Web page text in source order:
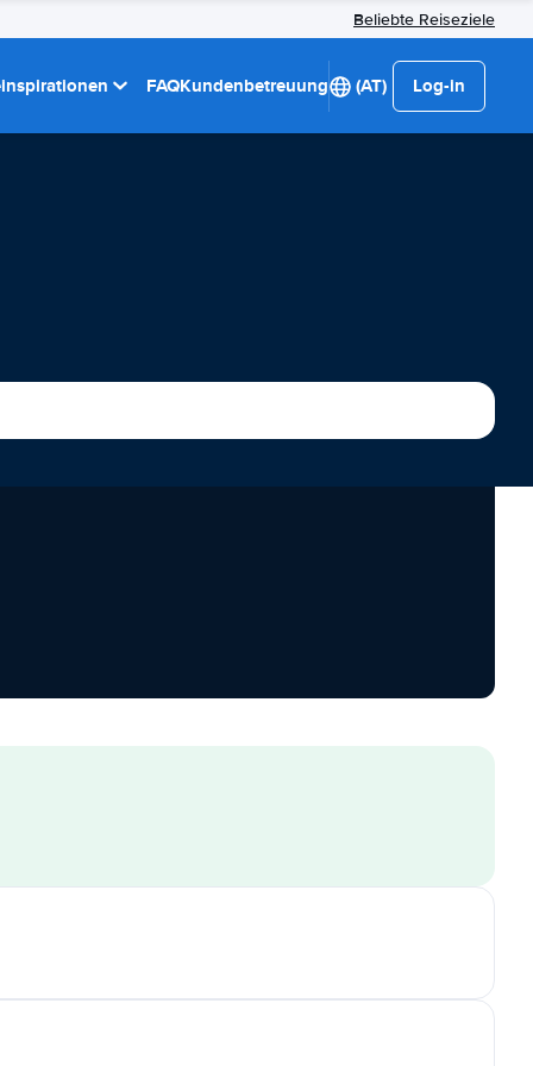
Beliebte Reiseziele
FAQKundenbetreuung (AT) Log-in